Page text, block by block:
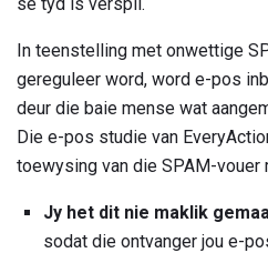
In teenstelling met onwettige
gereguleer word, word e-pos
deur die baie mense wat
Die e-pos studie van
toewysing van die SPAM-vouer
Jy het dit nie maklik
sodat die ontvanger jou e-